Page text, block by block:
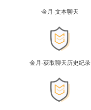
金月-文本聊天
金月-获取聊天历史纪录